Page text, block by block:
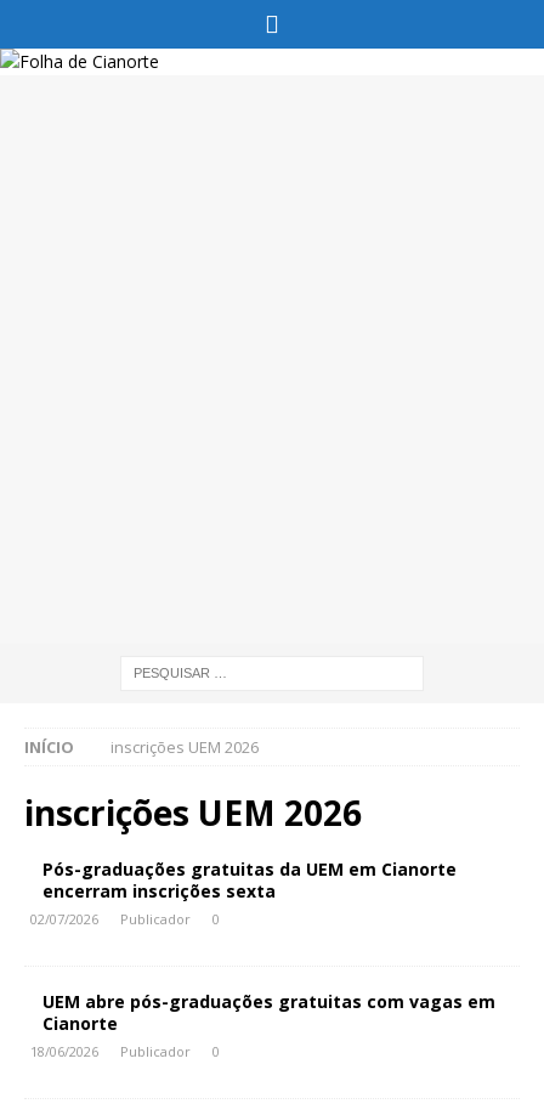
INÍCIO inscrições UEM 2026
inscrições UEM 2026
Pós-graduações gratuitas da UEM em Cianorte
encerram inscrições sexta
02/07/2026 Publicador 0
UEM abre pós-graduações gratuitas com vagas em
Cianorte
18/06/2026 Publicador 0